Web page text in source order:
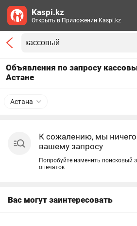
Объявления по запросу
Астане
Астана
К сожалению, мы
вашему запросу
Попробуйте изменить поисковый
опечаток
Вас могут заинтересовать
Kaspi.kz
Открыть в Приложении Kaspi.kz